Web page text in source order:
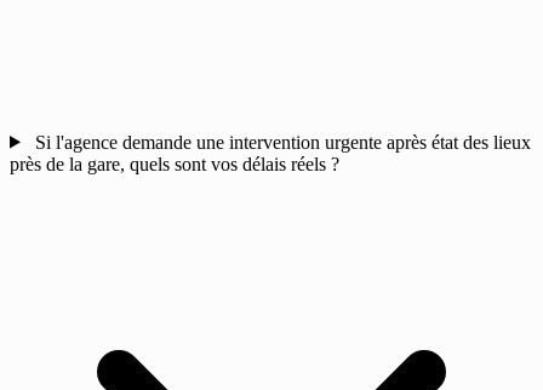
Si l'agence demande une intervention urgente après état des lieux
près de la gare, quels sont vos délais réels ?